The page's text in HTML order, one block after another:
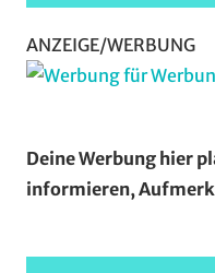
ANZEIGE/WERBUNG
Deine Werbung hier
informieren,